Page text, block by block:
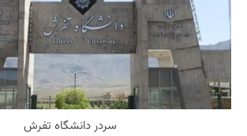
سردر دانشگاه تفرش